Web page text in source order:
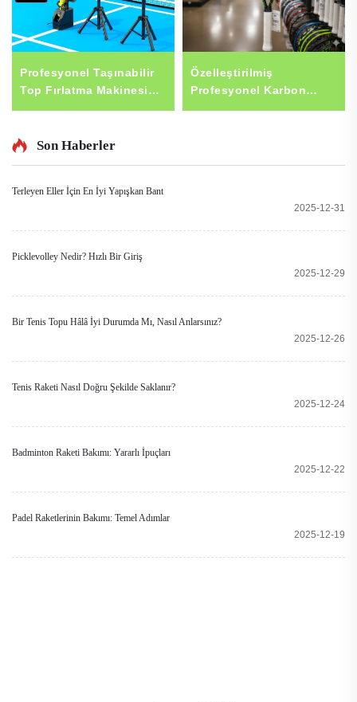
Profesyonel Taşınabilir
Top Fırlatma Makinesi
Antrenman Ekipmanı
Özelleştirilmiş
Profesyonel Karbon
Son Haberler
Terleyen Eller İçin En İyi Yapışkan Bant
2025-12-31
Picklevolley Nedir? Hızlı Bir Giriş
2025-12-29
Bir Tenis Topu Hâlâ İyi Durumda Mı, Nasıl Anlarsınız?
2025-12-26
Tenis Raketi Nasıl Doğru Şekilde Saklanır?
2025-12-24
Badminton Raketi Bakımı: Yararlı İpuçları
2025-12-22
Padel Raketlerinin Bakımı: Temel Adımlar
2025-12-19